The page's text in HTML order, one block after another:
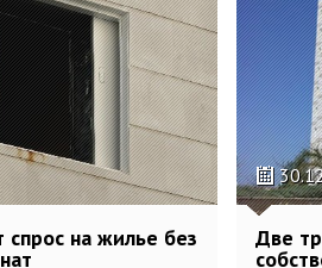
на жилье без Две